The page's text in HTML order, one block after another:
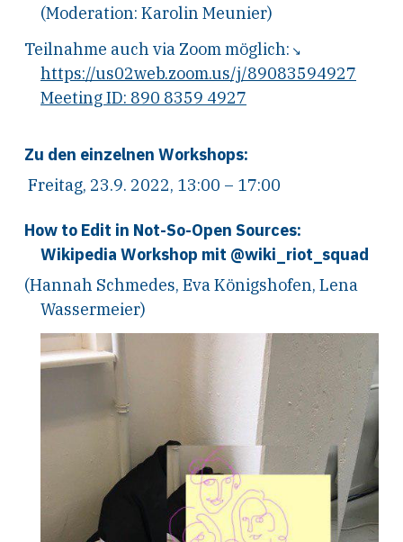
(Moderation: Karolin Meunier)
Teilnahme auch via Zoom möglich:
https://us02web.zoom.us/j/89083594927
Meeting ID: 890 8359 4927
Zu den einzelnen Workshops:
Freitag, 23.9. 2022, 13:00 – 17:00
How to Edit in Not-So-Open Sources:
Wikipedia Workshop mit @wiki_riot_squad
(Hannah Schmedes, Eva Königshofen, Lena
Wassermeier)